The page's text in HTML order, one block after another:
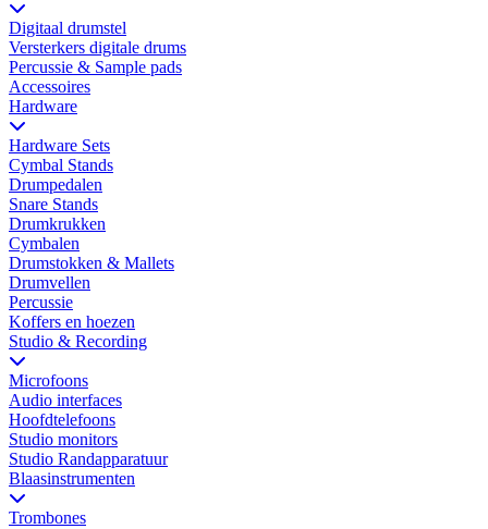
Digitaal drumstel
Versterkers digitale drums
Percussie & Sample pads
Accessoires
Hardware
Hardware Sets
Cymbal Stands
Drumpedalen
Snare Stands
Drumkrukken
Cymbalen
Drumstokken & Mallets
Drumvellen
Percussie
Koffers en hoezen
Studio & Recording
Microfoons
Audio interfaces
Hoofdtelefoons
Studio monitors
Studio Randapparatuur
Blaasinstrumenten
Trombones